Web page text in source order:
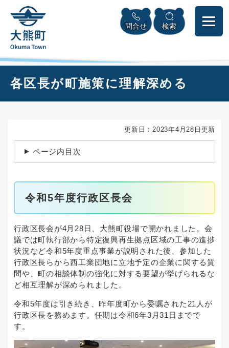
頭
メニューを飛ばして本文へ
問合せ 検索
各区長が町施策に理解深める
更新日：2023年4月28日更新
ページ内目次
令和5年度行政区長会
行政区長会が4月28日、大熊町役場で開かれました。会
議では町執行部から特定復興再生拠点区域の工事の進捗
状況など令和5年度重点事業が説明された後、参加した
行政区長らから西工業団地に立地予定の企業に関する質
問や、町の相談体制の強化に対する要望が挙げられるな
ど相互理解が深められました。
令和5年度は引き続き、昨年度町から委嘱された21人が
行政区長を務めます。任期は令和6年3月31日までで
す。